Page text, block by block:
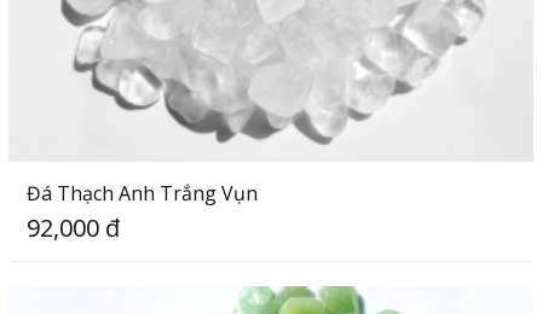
Đá Thạch Anh Trắng Vụn
92,000 đ